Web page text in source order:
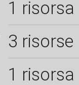
1 risorsa
3 risorse
1 risorsa